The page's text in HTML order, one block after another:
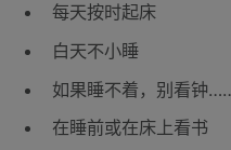
每天按时起床
白天不小睡
如果睡不着，别看钟
在睡前或在床上看书